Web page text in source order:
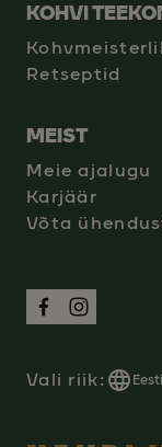
KOHVI
Retseptid
MEIST
Meie ajalugu
Karjäär
Võta
Vali riik: Eesti